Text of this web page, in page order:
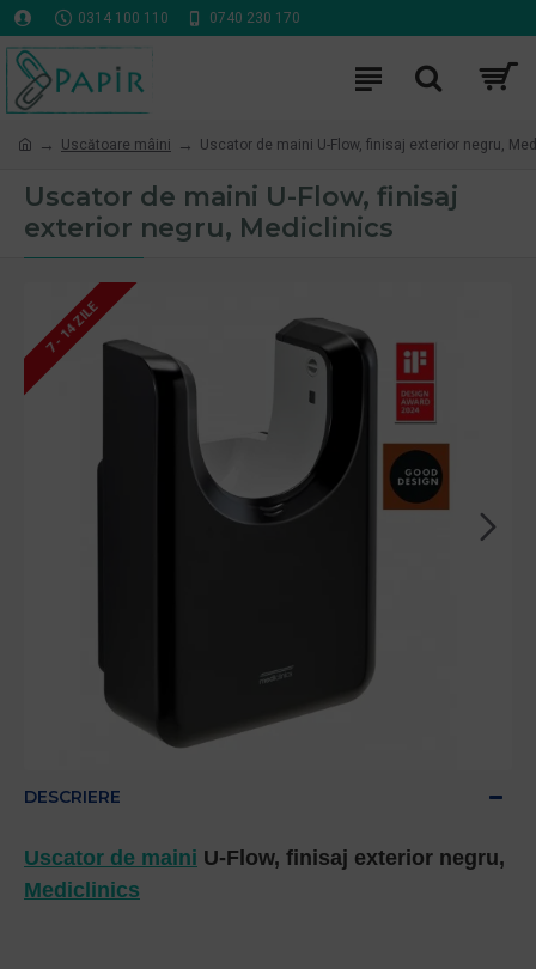
0314 100 110 0740 230 170
Uscătoare mâini Uscator de maini U-Flow, finisaj exterior negru,
Uscator de maini U-Flow, finisaj
exterior negru, Mediclinics
7 - 14 ZILE
DESCRIERE
Uscator de maini U-Flow, finisaj exterior negru,
Mediclinics